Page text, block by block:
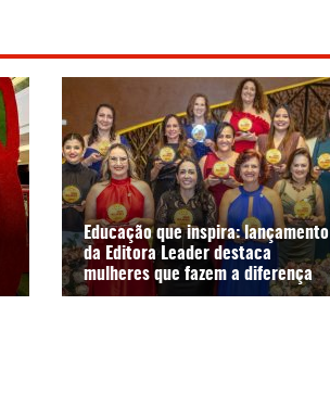
Educação que inspira: lançamento
da Editora Leader destaca
mulheres que fazem a diferença